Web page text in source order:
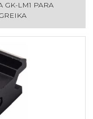
GK-LM1 PARA